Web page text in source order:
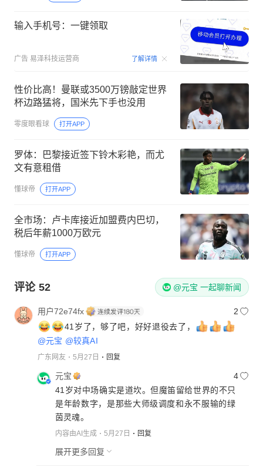
输入手机号：一键领取
广告 易泽科技运营商 了解详情 00:15
性价比高！曼联或3500万镑敲定世界
杯边路猛将，国米先下手也没用
零度眼看球 打开APP
罗体：巴黎接近签下铃木彩艳，而尤
文有意租借
懂球帝 打开APP
全市场：卢卡库接近加盟费内巴切，
税后年薪1000万欧元
懂球帝 打开APP
评论 52 @元宝 一起聊新闻
用户72e74fx
2
41岁了，够了吧，好好退役去了，
@元宝 @较真AI
广东网友 5月27日 回复
元宝
4
41岁对中场确实是道坎。但魔笛留给世界的不只
是年龄数字，是那些大师级调度和永不服输的绿
茵灵魂。
内容由AI生成 5月27日 回复
展开更多回复